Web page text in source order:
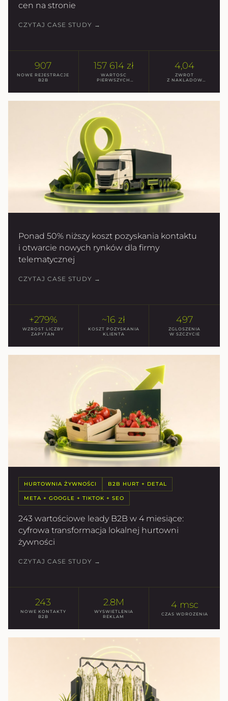
cen na stronie
CZYTAJ CASE STUDY →
907
NOWE REJESTRACJE
B2B
157 614 zł
WARTOSC
PIERWSZYCH
4,04
ZWROT
Z NAKLADOW
Ponad 50% niższy koszt pozyskania kontaktu
i otwarcie nowych rynków dla firmy
telematycznej
CZYTAJ CASE STUDY →
+279%
WZROST LICZBY
ZAPYTAN
~16 zł
KOSZT POZYSKANIA
KLIENTA
497
ZGLOSZENIA
W SZCZYCIE
HURTOWNIA ŻYWNOŚCI B2B HURT + DETAL
META + GOOGLE + TIKTOK + SEO
243 wartościowe leady B2B w 4 miesiące:
cyfrowa transformacja lokalnej hurtowni
żywności
CZYTAJ CASE STUDY →
243
NOWE KONTAKTY
B2B
2.8M
WYSWIETLENIA
REKLAM
4 msc
CZAS WDROZENIA